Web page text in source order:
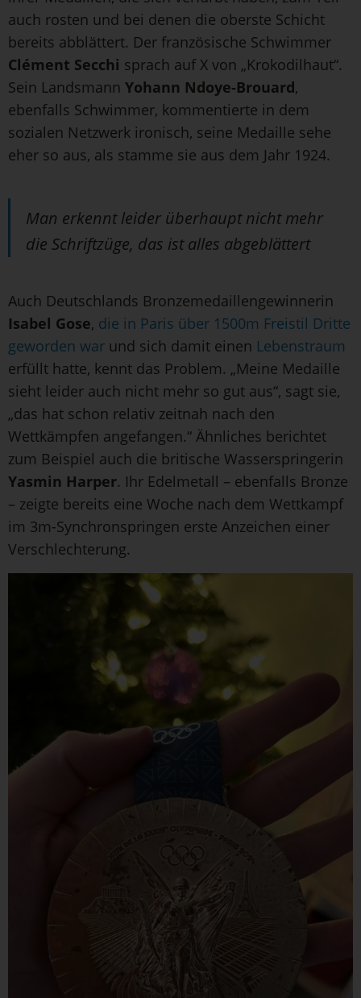
auch rosten und bei denen die oberste Schicht
bereits abblättert. Der französische Schwimmer
Clément Secchi sprach auf X von „Krokodilhaut“.
Sein Landsmann Yohann Ndoye-Brouard,
ebenfalls Schwimmer, kommentierte in dem
sozialen Netzwerk ironisch, seine Medaille sehe
eher so aus, als stamme sie aus dem Jahr 1924.
Man erkennt leider überhaupt nicht mehr
die Schriftzüge, das ist alles abgeblättert
Auch Deutschlands Bronzemedaillengewinnerin
Isabel Gose, die in Paris über 1500m Freistil Dritte
geworden war und sich damit einen Lebenstraum
erfüllt hatte, kennt das Problem. „Meine Medaille
sieht leider auch nicht mehr so gut aus“, sagt sie,
„das hat schon relativ zeitnah nach den
Wettkämpfen angefangen.“ Ähnliches berichtet
zum Beispiel auch die britische Wasserspringerin
Yasmin Harper. Ihr Edelmetall – ebenfalls Bronze
– zeigte bereits eine Woche nach dem Wettkampf
im 3m-Synchronspringen erste Anzeichen einer
Verschlechterung.